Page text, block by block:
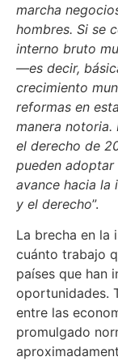
marcha
hombres. Si se
interno bruto
—es decir,
crecimiento
reformas en
manera notoria.
el derecho de
pueden adoptar
avance hacia la
y el derecho”.
La brecha en la
cuánto trabajo
países que han
oportunidades.
entre las
promulgado